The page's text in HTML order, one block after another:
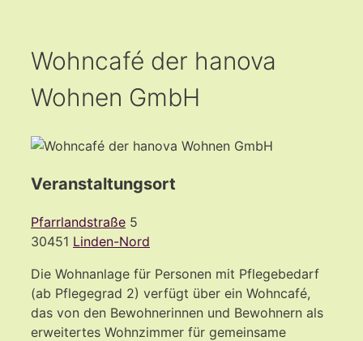
Wohncafé der hanova
Wohnen GmbH
Veranstaltungsort
Pfarrlandstraße 5
30451 Linden-Nord
Die Wohnanlage für Personen mit Pflegebedarf
(ab Pflegegrad 2) verfügt über ein Wohncafé,
das von den Bewohnerinnen und Bewohnern als
erweitertes Wohnzimmer für gemeinsame